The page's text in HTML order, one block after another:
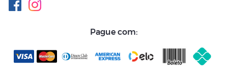
Pague com: